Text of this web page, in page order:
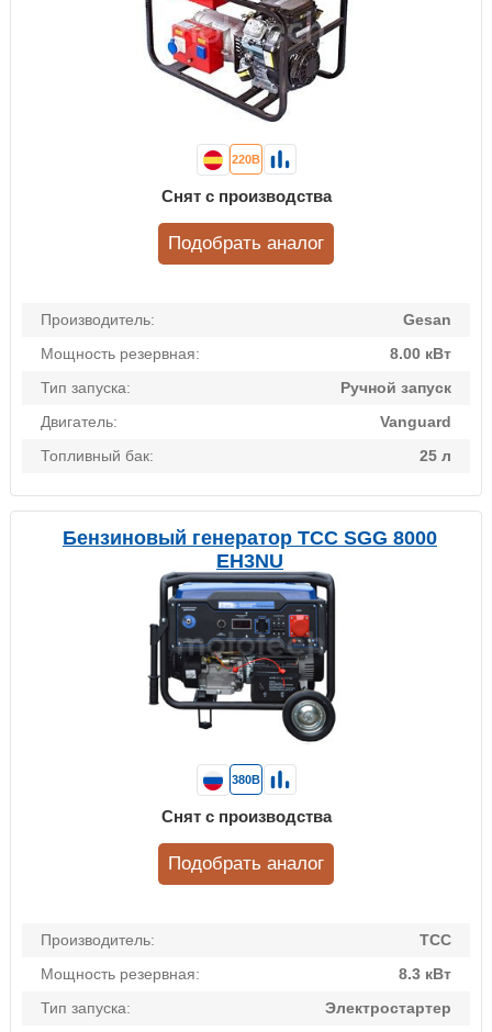
Производитель:
Gesan
Мощность резервная:
8.00 кВт
Тип запуска:
Ручной запуск
Двигатель:
Vanguard
Топливный бак:
25 л
220В
Снят с производства
Подобрать аналог
Бензиновый генератор ТСС SGG 8000
EH3NU
Производитель:
ТСС
Мощность резервная:
8.3 кВт
Тип запуска:
Электростартер
380В
Снят с производства
Подобрать аналог